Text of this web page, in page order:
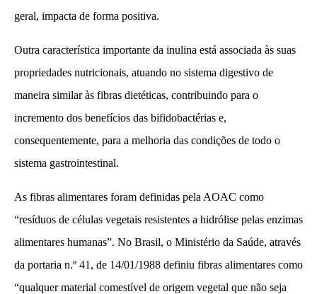
geral, impacta de forma positiva.
Outra característica importante da inulina está associada às suas
propriedades nutricionais, atuando no sistema digestivo de
maneira similar às fibras dietéticas, contribuindo para o
incremento dos benefícios das bifidobactérias e,
consequentemente, para a melhoria das condições de todo o
sistema gastrointestinal.
As fibras alimentares foram definidas pela AOAC como
“resíduos de células vegetais resistentes a hidrólise pelas enzimas
alimentares humanas”. No Brasil, o Ministério da Saúde, através
da portaria n.º 41, de 14/01/1988 definiu fibras alimentares como
“qualquer material comestível de origem vegetal que não seja